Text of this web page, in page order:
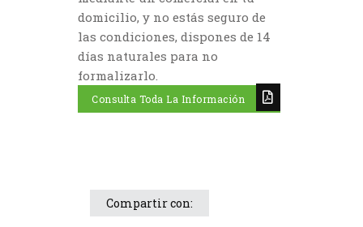
domicilio, y no estás seguro de
las condiciones, dispones de 14
días naturales para no
formalizarlo.
Consulta Toda La Información
Compartir con: